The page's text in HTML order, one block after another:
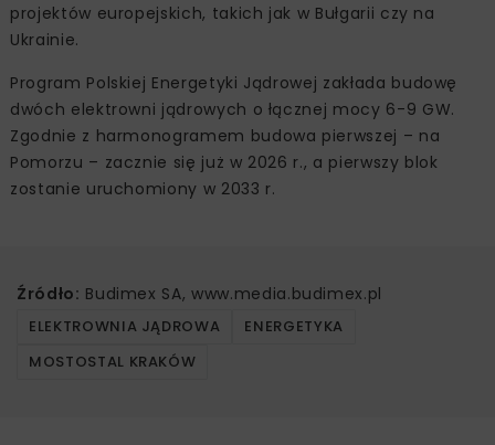
projektów europejskich, takich jak w Bułgarii czy na
Ukrainie.
Program Polskiej Energetyki Jądrowej zakłada budowę
dwóch elektrowni jądrowych o łącznej mocy 6-9 GW.
Zgodnie z harmonogramem budowa pierwszej – na
Pomorzu – zacznie się już w 2026 r., a pierwszy blok
zostanie uruchomiony w 2033 r.
Źródło: Budimex SA, www.media.budimex.pl
ELEKTROWNIA JĄDROWA
ENERGETYKA
MOSTOSTAL KRAKÓW